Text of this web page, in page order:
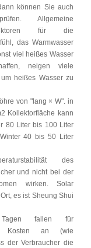
können Sie auch
Allgemeine
für die
das Warmwasser
viel heißes Wasser
neigen viele
heißes Wasser zu
von "lang × W". in
Kollektorfläche kann
80 Liter bis 100 Liter
40 bis 50 Liter
des
und nicht bei der
wirken. Solar
es ist Sheung Shui
fallen für
Kosten an (wie
der Verbraucher die